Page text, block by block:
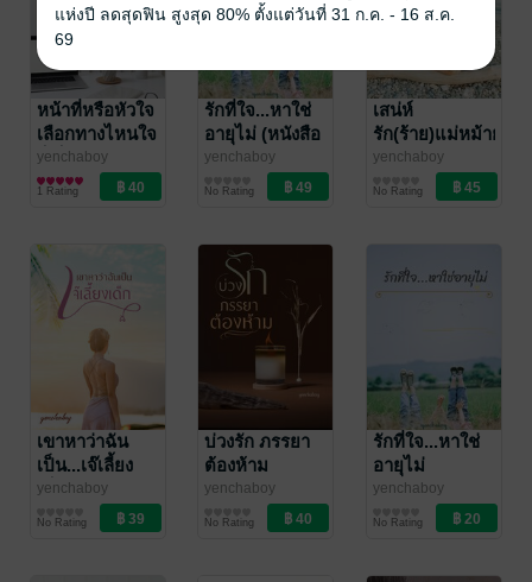
หน้าที่หรือหัวใจ
เลือกทางไหนใจ
ก็เจ็บ
yenchaboy
นิยายรัก
1 Rating
รักที่ใจ...หาใช่
อายุไม่ (หนังสือ
เสียง)
yenchaboy
นิยายรักวัยรุ่น
No Rating
เสน่ห์
รัก(ร้าย)แม่หม้าย
เรือพ่วง
yenchaboy
นิยายรักวัยรุ่น
No Rating
เขาหาว่าฉัน
เป็น...เจ๊เลี้ยง
เด็ก
yenchaboy
นิยายรักวัยรุ่น
No Rating
บ่วงรัก ภรรยา
ต้องห้าม
yenchaboy
No Rating
รักที่ใจ...หาใช่
อายุไม่
yenchaboy
นิยายรักวัยรุ่น
No Rating
แห่งปี ลดสุดฟิน สูงสุด 80% ตั้งแต่วันที่ 31 ก.ค. - 16 ส.ค.
69